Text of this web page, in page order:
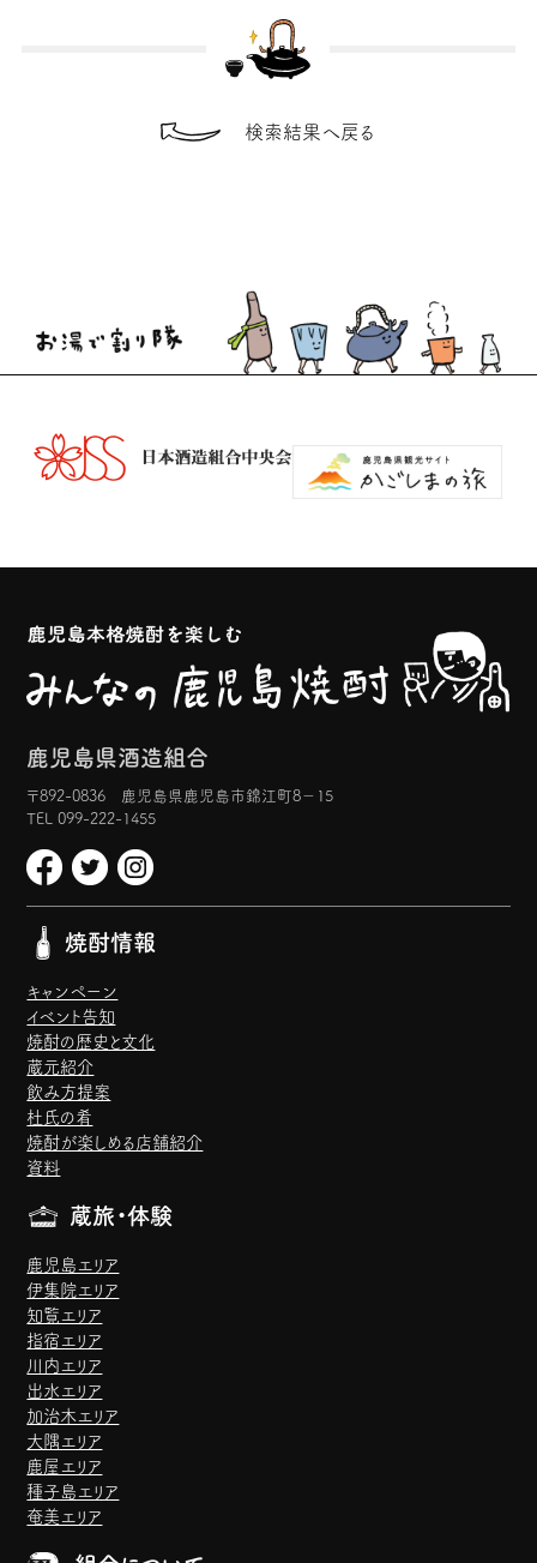
検索結果へ戻る
鹿児島県酒造組合
〒892-0836 鹿児島県鹿児島市錦江町8−15
TEL 099-222-1455
焼酎情報
キャンペーン
イベント告知
焼酎の歴史と文化
蔵元紹介
飲み方提案
杜氏の肴
焼酎が楽しめる店舗紹介
資料
蔵旅・体験
鹿児島エリア
伊集院エリア
知覧エリア
指宿エリア
川内エリア
出水エリア
加治木エリア
大隅エリア
鹿屋エリア
種子島エリア
奄美エリア